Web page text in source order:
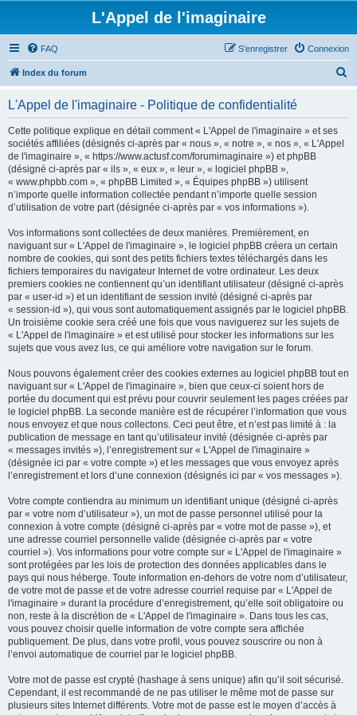
L'Appel de l'imaginaire
FAQ Connexion
S’enregistrer
Index du forum
L'Appel de l'imaginaire - Politique de confidentialité
Cette politique explique en détail comment « L'Appel de l'imaginaire » et ses
sociétés affiliées (désignés ci-après par « nous », « notre », « nos », « L'Appel
de l'imaginaire », « https://www.actusf.com/forumimaginaire ») et phpBB
(désigné ci-après par « ils », « eux », « leur », « logiciel phpBB »,
« www.phpbb.com », « phpBB Limited », « Équipes phpBB ») utilisent
n’importe quelle information collectée pendant n’importe quelle session
d’utilisation de votre part (désignée ci-après par « vos informations »).
Vos informations sont collectées de deux manières. Premièrement, en
naviguant sur « L'Appel de l'imaginaire », le logiciel phpBB créera un certain
nombre de cookies, qui sont des petits fichiers textes téléchargés dans les
fichiers temporaires du navigateur Internet de votre ordinateur. Les deux
premiers cookies ne contiennent qu’un identifiant utilisateur (désigné ci-après
par « user-id ») et un identifiant de session invité (désigné ci-après par
« session-id »), qui vous sont automatiquement assignés par le logiciel phpBB.
Un troisième cookie sera créé une fois que vous naviguerez sur les sujets de
« L'Appel de l'imaginaire » et est utilisé pour stocker les informations sur les
sujets que vous avez lus, ce qui améliore votre navigation sur le forum.
Nous pouvons également créer des cookies externes au logiciel phpBB tout en
naviguant sur « L'Appel de l'imaginaire », bien que ceux-ci soient hors de
portée du document qui est prévu pour couvrir seulement les pages créées par
le logiciel phpBB. La seconde manière est de récupérer l’information que vous
nous envoyez et que nous collectons. Ceci peut être, et n’est pas limité à : la
publication de message en tant qu’utilisateur invité (désignée ci-après par
« messages invités »), l’enregistrement sur « L'Appel de l'imaginaire »
(désignée ici par « votre compte ») et les messages que vous envoyez après
l’enregistrement et lors d’une connexion (désignés ici par « vos messages »).
Votre compte contiendra au minimum un identifiant unique (désigné ci-après
par « votre nom d’utilisateur »), un mot de passe personnel utilisé pour la
connexion à votre compte (désigné ci-après par « votre mot de passe »), et
une adresse courriel personnelle valide (désignée ci-après par « votre
courriel »). Vos informations pour votre compte sur « L'Appel de l'imaginaire »
sont protégées par les lois de protection des données applicables dans le
pays qui nous héberge. Toute information en-dehors de votre nom d’utilisateur,
de votre mot de passe et de votre adresse courriel requise par « L'Appel de
l'imaginaire » durant la procédure d’enregistrement, qu’elle soit obligatoire ou
non, reste à la discrétion de « L'Appel de l'imaginaire ». Dans tous les cas,
vous pouvez choisir quelle information de votre compte sera affichée
publiquement. De plus, dans votre profil, vous pouvez souscrire ou non à
l’envoi automatique de courriel par le logiciel phpBB.
Votre mot de passe est crypté (hashage à sens unique) afin qu’il soit sécurisé.
Cependant, il est recommandé de ne pas utiliser le même mot de passe sur
plusieurs sites Internet différents. Votre mot de passe est le moyen d’accès à